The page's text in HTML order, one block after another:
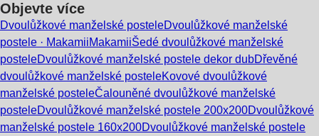
Objevte více
Dvoulůžkové manželské posteleDvoulůžkové manželské
postele · MakamiiMakamiiŠedé dvoulůžkové manželské
posteleDvoulůžkové manželské postele dekor dubDřevěné
dvoulůžkové manželské posteleKovové dvoulůžkové
manželské posteleČalouněné dvoulůžkové manželské
posteleDvoulůžkové manželské postele 200x200Dvoulůžkové
manželské postele 160x200Dvoulůžkové manželské postele